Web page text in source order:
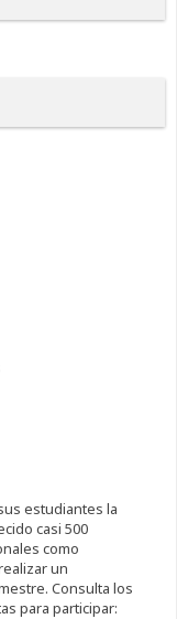
estudiantes la
casi 500
como
un
Consulta los
para participar: